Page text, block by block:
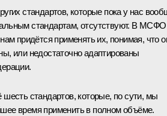
стандартов, которые пока у нас
стандартам, отсутствуют. В МСФО
придётся применять их, понимая, что
или недостаточно адаптированы
шесть стандартов, которые, по сути, мы
время применить в полном объёме.